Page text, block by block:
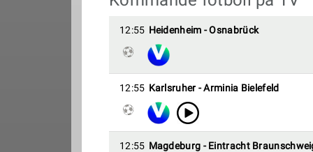
12:55 Heidenheim - Osnabrück
12:55 Karlsruher - Arminia Bielefeld
12:55 Magdeburg - Eintracht